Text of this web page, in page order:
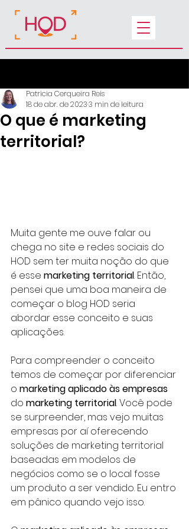
O que é marketing
territorial?
Patricia Cerqueira Reis
18 de abr. de 20233 min de leitura
Muita gente me ouve falar ou
chega no site e redes sociais do
HOD sem ter muita noção do que
é esse marketing territorial. Então,
pensei que uma boa maneira de
começar o blog HOD seria
abordar esse conceito e suas
aplicações.
Para compreender o conceito
temos de começar por diferenciar
o marketing aplicado às empresas
do marketing territorial. Você pode
se surpreender, mas vejo muitas
empresas por aí oferecendo
soluções de marketing territorial
baseadas em modelos de
negócios como se o local fosse
um produto a ser vendido. Eu entro
em pânico quando vejo isso.